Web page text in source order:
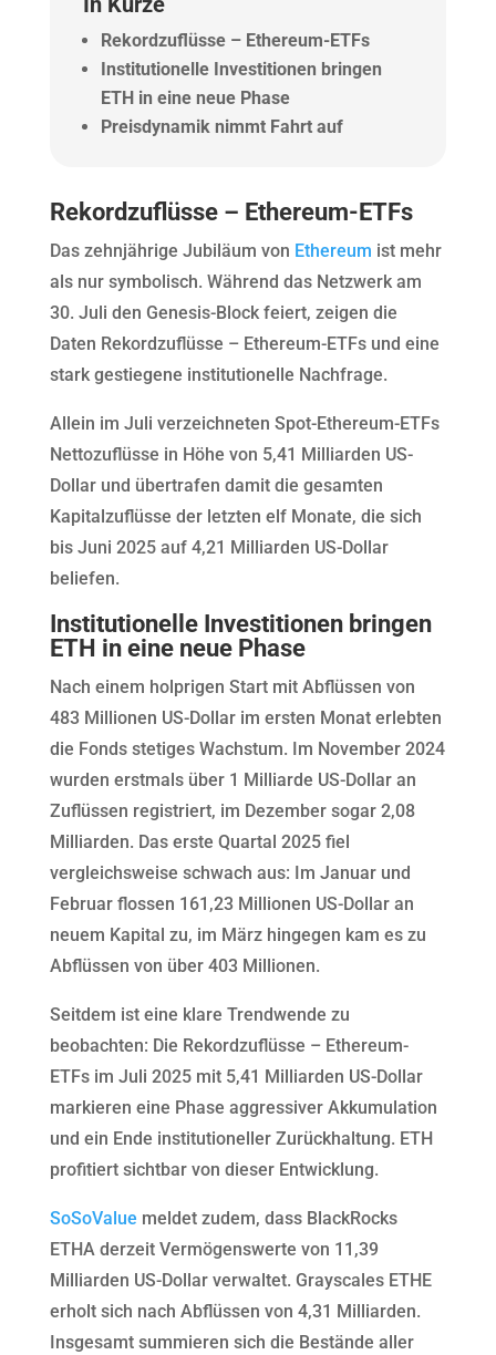
Rekordzuflüsse – Ethereum-ETFs
Institutionelle Investitionen bringen
ETH in eine neue Phase
Preisdynamik nimmt Fahrt auf
Rekordzuflüsse – Ethereum-ETFs
Das zehnjährige Jubiläum von Ethereum ist mehr
als nur symbolisch. Während das Netzwerk am
30. Juli den Genesis-Block feiert, zeigen die
Daten Rekordzuflüsse – Ethereum-ETFs und eine
stark gestiegene institutionelle Nachfrage.
Allein im Juli verzeichneten Spot-Ethereum-ETFs
Nettozuflüsse in Höhe von 5,41 Milliarden US-
Dollar und übertrafen damit die gesamten
Kapitalzuflüsse der letzten elf Monate, die sich
bis Juni 2025 auf 4,21 Milliarden US-Dollar
beliefen.
Institutionelle Investitionen bringen
ETH in eine neue Phase
Nach einem holprigen Start mit Abflüssen von
483 Millionen US-Dollar im ersten Monat erlebten
die Fonds stetiges Wachstum. Im November 2024
wurden erstmals über 1 Milliarde US-Dollar an
Zuflüssen registriert, im Dezember sogar 2,08
Milliarden. Das erste Quartal 2025 fiel
vergleichsweise schwach aus: Im Januar und
Februar flossen 161,23 Millionen US-Dollar an
neuem Kapital zu, im März hingegen kam es zu
Abflüssen von über 403 Millionen.
Seitdem ist eine klare Trendwende zu
beobachten: Die Rekordzuflüsse – Ethereum-
ETFs im Juli 2025 mit 5,41 Milliarden US-Dollar
markieren eine Phase aggressiver Akkumulation
und ein Ende institutioneller Zurückhaltung. ETH
profitiert sichtbar von dieser Entwicklung.
SoSoValue meldet zudem, dass BlackRocks
ETHA derzeit Vermögenswerte von 11,39
Milliarden US-Dollar verwaltet. Grayscales ETHE
erholt sich nach Abflüssen von 4,31 Milliarden.
Insgesamt summieren sich die Bestände aller